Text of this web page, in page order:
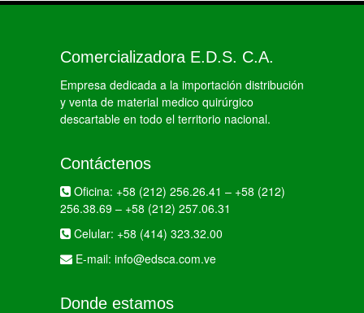
Comercializadora E.D.S. C.A.
Empresa dedicada a la importación distribución
y venta de material medico quirúrgico
descartable en todo el territorio nacional.
Contáctenos
Oficina: +58 (212) 256.26.41 – +58 (212)
256.38.69 – +58 (212) 257.06.31
Celular: +58 (414) 323.32.00
E-mail: info@edsca.com.ve
Donde estamos